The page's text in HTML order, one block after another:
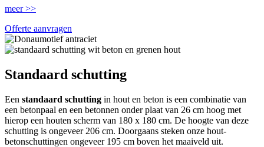
meer >>
Offerte aanvragen
Standaard schutting
Een standaard schutting in hout en beton is een combinatie van
een betonpaal en een betonnen onder plaat van 26 cm hoog met
hierop een houten scherm van 180 x 180 cm. De hoogte van deze
schutting is ongeveer 206 cm. Doorgaans steken onze hout-
betonschuttingen ongeveer 195 cm boven het maaiveld uit.